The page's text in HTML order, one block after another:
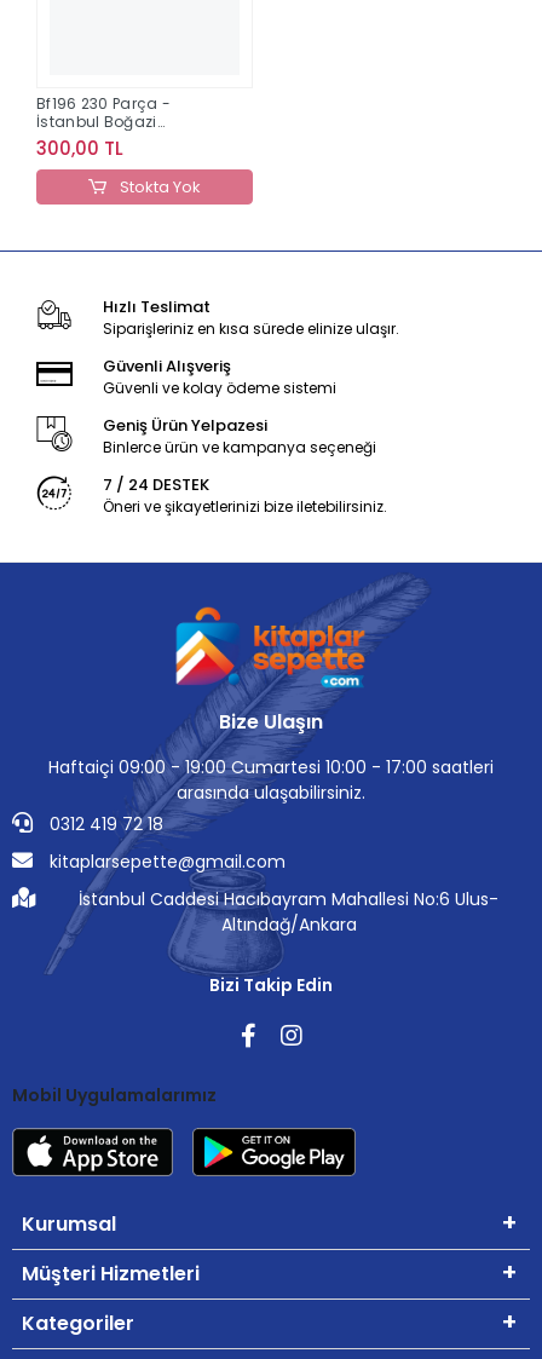
Bf196 230 Parça -
İstanbul Boğazi
Bluefocus
300,00 TL
Stokta Yok
Hızlı Teslimat
Siparişleriniz en kısa sürede elinize ulaşır.
Güvenli Alışveriş
Güvenli ve kolay ödeme sistemi
Geniş Ürün Yelpazesi
Binlerce ürün ve kampanya seçeneği
7 / 24 DESTEK
Öneri ve şikayetlerinizi bize iletebilirsiniz.
Bize Ulaşın
Haftaiçi 09:00 - 19:00 Cumartesi 10:00 - 17:00 saatleri
arasında ulaşabilirsiniz.
0312 419 72 18
kitaplarsepette@gmail.com
İstanbul Caddesi Hacıbayram Mahallesi No:6 Ulus-
Altındağ/Ankara
Bizi Takip Edin
Mobil Uygulamalarımız
Kurumsal
Müşteri Hizmetleri
Kategoriler